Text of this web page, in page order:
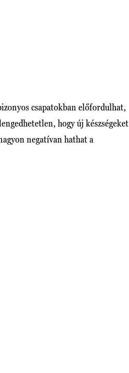
csapatokban előfordulhat,
hogy új készségeket
negatívan hathat a